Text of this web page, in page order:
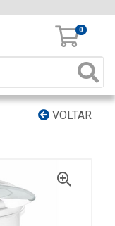
0
VOLTAR